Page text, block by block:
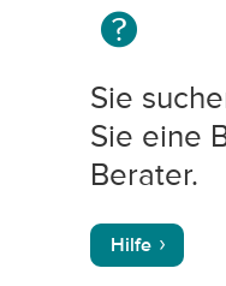
Sie
Sie eine
Berater.
Hilfe